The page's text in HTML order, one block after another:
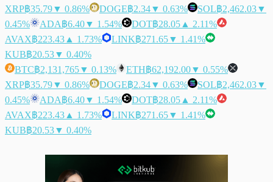
XRP฿35.79▼ 0.86% DOGE฿2.34▼ 0.63% SOL฿2,462.03▼
0.45%
ADA฿6.40▼ 1.54% DOT฿28.05 ▲ 2.11%
AVAX฿223.43 ▲ 1.73% LINK฿271.65▼ 1.41%
KUB฿20.53▼ 0.40%
BTC฿2,131,765▼ 0.13% ETH฿62,192.00▼ 0.55%
XRP฿35.79▼ 0.86% DOGE฿2.34▼ 0.63% SOL฿2,462.03▼
0.45%
ADA฿6.40▼ 1.54% DOT฿28.05 ▲ 2.11%
AVAX฿223.43 ▲ 1.73% LINK฿271.65▼ 1.41%
KUB฿20.53▼ 0.40%